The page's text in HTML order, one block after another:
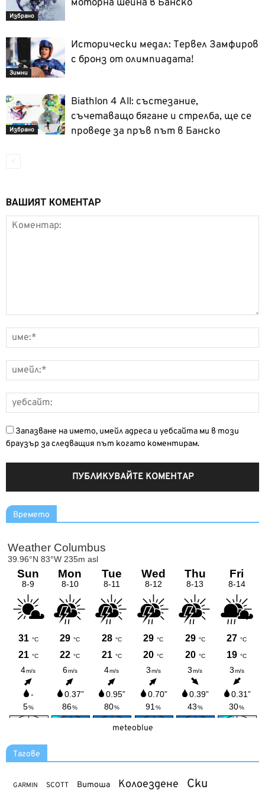
Избрано
моторна шейна в Банско
Зимни
Исторически медал: Тервел Замфиров
с бронз от олимпиадата!
Избрано
Biathlon 4 Аll: състезание,
съчетаващо бягане и стрелба, ще се
проведе за пръв път в Банско
ВАШИЯТ КОМЕНТАР
Запазване на името, имейл адреса и уебсайта ми в този
браузър за следващия път когато коментирам.
Времето
meteoblue
Тагове
GARMIN SCOTT Витоша Колоездене Ски